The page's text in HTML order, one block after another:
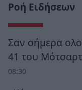
Ροή Ειδήσεων
Σαν σήμερα
41 του Μότσαρτ
08:30